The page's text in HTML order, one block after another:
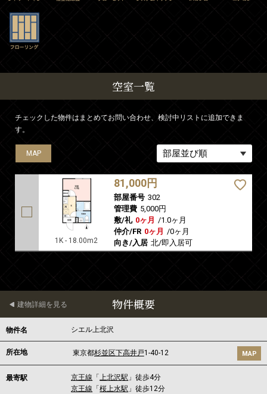
空室一覧
チェックした物件はまとめてお問い合わせ、検討中リストに追加できま
す。
MAP
1K - 18.00m2
81,000円
部屋番号 302
管理費 5,000円
敷/礼 0ヶ月 /1.0ヶ月
仲介/FR 0ヶ月 /0ヶ月
向き/入居 北/即入居可
物件概要
建物詳細を見る
物件名 シエル上北沢
所在地 東京都杉並区下高井戸1-40-12 MAP
最寄駅 京王線 「上北沢駅 」徒歩4分
京王線 「桜上水駅 」徒歩12分